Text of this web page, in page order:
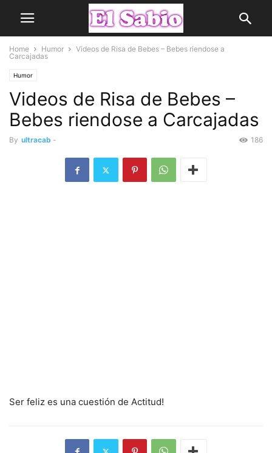
Home Humor
Videos de Risa de Bebes – Bebes riendose a
Carcajadas
Humor
Videos de Risa de Bebes –
Bebes riendose a Carcajadas
By ultracab - 186
Ser feliz es una cuestión de Actitud!